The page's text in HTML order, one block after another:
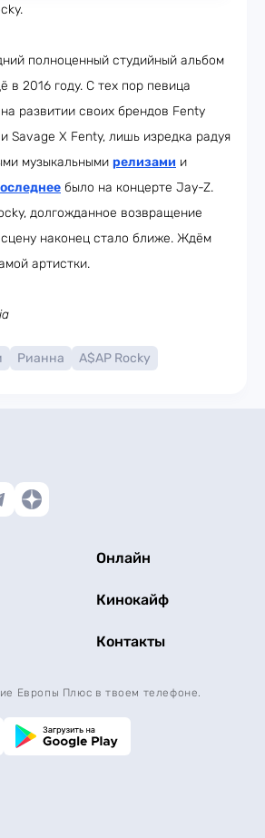
полноценный студийный альбом
2016 году. С тех пор певица
развитии своих брендов Fenty
Savage X Fenty, лишь изредка радуя
музыкальными релизами и
было на концерте Jay-Z.
долгожданное возвращение
наконец стало ближе. Ждём
артистки.
Рианна A$AP Rocky
Онлайн
Кинокайф
Контакты
Европы Плюс в твоем телефоне.